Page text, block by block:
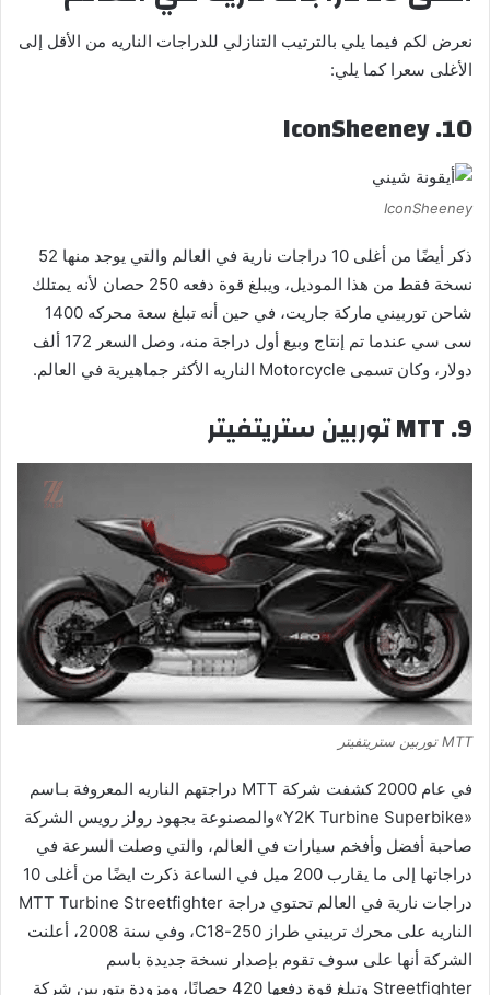
نعرض لكم فيما يلي بالترتيب التنازلي للدراجات الناريه من الأقل إلى
الأغلى سعرا كما يلي:
10. IconSheeney
IconSheeney
ذكر أيضًا من أغلى 10 دراجات نارية في العالم والتي يوجد منها 52
نسخة فقط من هذا الموديل، ويبلغ قوة دفعه 250 حصان لأنه يمتلك
شاحن توربيني ماركة جاريت، في حين أنه تبلغ سعة محركه 1400
سى سي عندما تم إنتاج وبيع أول دراجة منه، وصل السعر 172 ألف
دولار، وكان تسمى Motorcycle الناريه الأكثر جماهيرية في العالم.
9. MTT توربين ستريتفيتر
MTT توربين ستريتفيتر
في عام 2000 كشفت شركة MTT دراجتهم الناريه المعروفة بـاسم
«Y2K Turbine Superbike»والمصنوعة بجهود رولز رويس الشركة
صاحبة أفضل وأفخم سيارات في العالم، والتي وصلت السرعة في
دراجاتها إلى ما يقارب 200 ميل في الساعة ذكرت ايضًا من أغلى 10
دراجات نارية في العالم تحتوي دراجة MTT Turbine Streetfighter
الناريه على محرك تربيني طراز 250-C18، وفي سنة 2008، أعلنت
الشركة أنها على سوف تقوم بإصدار نسخة جديدة باسم
Streetfighter وتبلغ قوة دفعها 420 حصانًا، ومزودة بتوربين شركة